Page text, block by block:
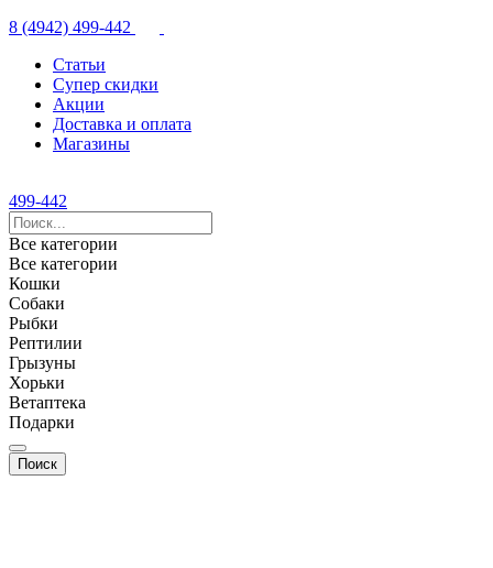
8 (4942) 499-442
Статьи
Супер скидки
Акции
Доставка и оплата
Магазины
499-442
Все категории
Все категории
Кошки
Собаки
Рыбки
Рептилии
Грызуны
Хорьки
Ветаптека
Подарки